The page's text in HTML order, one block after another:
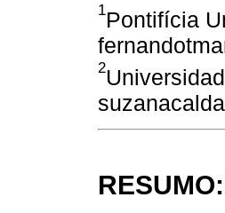
1Pontifícia
2
RESUMO: